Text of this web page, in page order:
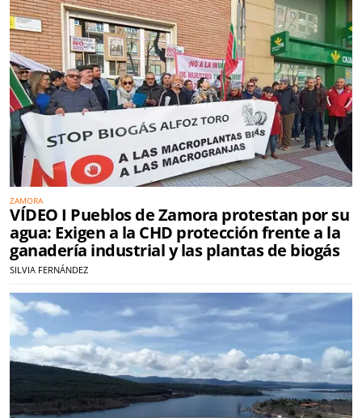
ZAMORA
VÍDEO I Pueblos de Zamora protestan por su
agua: Exigen a la CHD protección frente a la
ganadería industrial y las plantas de biogás
SILVIA FERNÁNDEZ